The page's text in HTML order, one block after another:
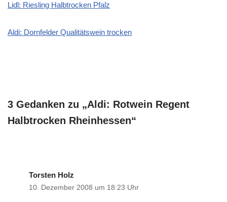
Lidl: Riesling Halbtrocken Pfalz
Aldi: Dornfelder Qualitätswein trocken
3 Gedanken zu „Aldi: Rotwein Regent
Halbtrocken Rheinhessen“
Torsten Holz
10. Dezember 2008 um 18:23 Uhr